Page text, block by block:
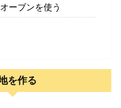
ーブンを使う
を作る